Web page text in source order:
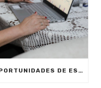
CERCA DE 17.000 NUEVAS OPORTUNIDADES DE ESTUDIO SIN COSTO PARA MEDELLÍN